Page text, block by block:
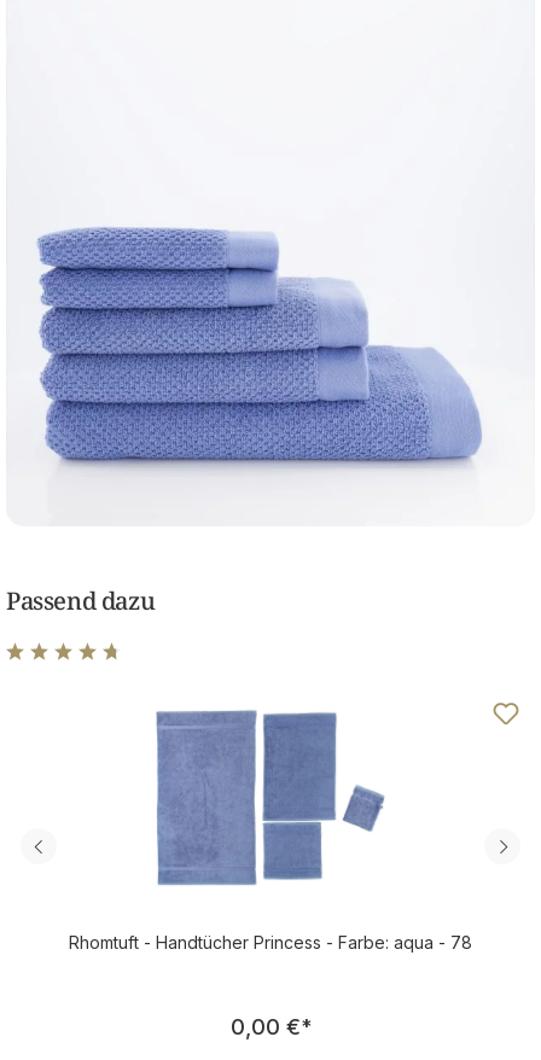
Passend dazu
Rhomtuft - Handtücher Princess - Farbe: aqua - 78
Regulärer Preis:
0,00 €*